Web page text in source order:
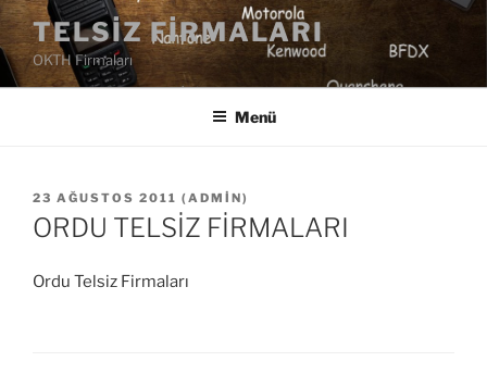
İçeriğe
geç TELSIZ FIRMALARI
OKTH Firmaları
Menü
YAYIM
TARIHI
23 AĞUSTOS 2011 ( ADMIN)
ORDU TELSİZ FİRMALARI
Ordu Telsiz Firmaları